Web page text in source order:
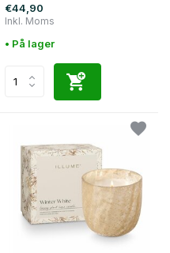
€44,90
Inkl. Moms
• På lager